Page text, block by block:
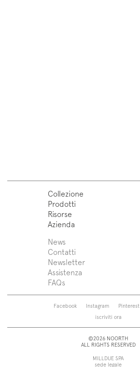
Collezione
Azuco
Azuma
Fjord
Puro
Sintesi
Zenit
Franq
Beta
Caba
Roma
Saba
Vedi tutti
Prodotti
Sistemi
Lavabi
Top lavabo
Vasche
Piatti doccia
Rubinetti
Sanitari
Specchiere
Lampade
Pensili e colonne
Risorse
Trova un rivenditore
Assistenza
Azienda
News
Press
Designers
Chi siamo
News
Contatti
Newsletter
Assistenza
FAQs
Facebook Instagram Pinterest
iscriviti ora
©2026 NOORTH
ALL RIGHTS RESERVED
MILLDUE SPA
sede legale